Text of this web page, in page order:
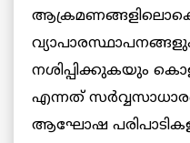
നശിപ്പിക്കുകയും
എന്നത്
ആഘോഷ